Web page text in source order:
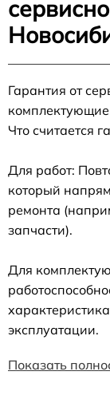
Гарантия от
Что считается
Для работ:
который
ремонта
запчасти).
Для
эксплуатации.
Показать